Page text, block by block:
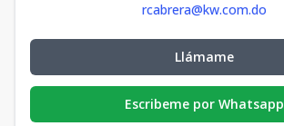
rcabrera@kw.com.do
Llámame
Escribeme por Whatsapp